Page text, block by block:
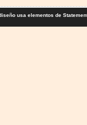
usa elementos de